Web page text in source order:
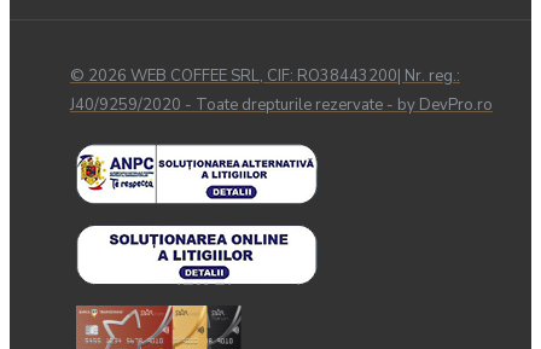
© 2026 WEB COFFEE SRL, CIF: RO38443200| Nr. reg.:
J40/9259/2020 - Toate drepturile rezervate - by DevPro.ro